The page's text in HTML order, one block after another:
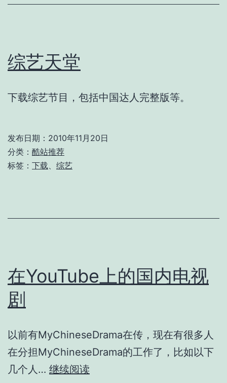
综艺天堂
下载综艺节目，包括中国达人完整版等。
发布日期： 2010年11月20日
分类： 酷站推荐
标签： 下载 综艺
在YouTube上的国内电视
剧
以前有MyChineseDrama在传，现在有很多人
在分担MyChineseDrama的工作了，比如以下
几个人… 继续阅读